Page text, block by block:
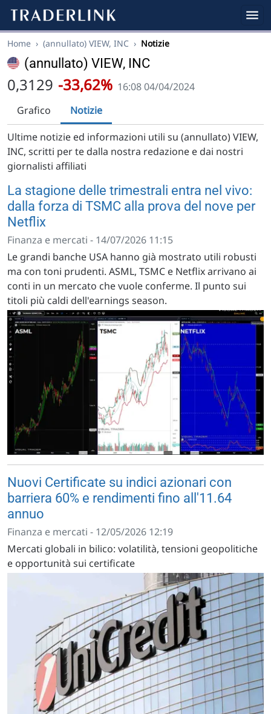
Home › (annullato) VIEW, INC › Notizie
(annullato) VIEW, INC
0,3129 -33,62% 16:08 04/04/2024
Grafico
Notizie
Ultime notizie ed informazioni utili su (annullato) VIEW,
INC, scritti per te dalla nostra redazione e dai nostri
giornalisti affiliati
La stagione delle trimestrali entra nel vivo:
dalla forza di TSMC alla prova del nove per
Netflix
Finanza e mercati - 14/07/2026 11:15
Le grandi banche USA hanno già mostrato utili robusti
ma con toni prudenti. ASML, TSMC e Netflix arrivano ai
conti in un mercato che vuole conferme. Il punto sui
titoli più caldi dell'earnings season.
Nuovi Certificate su indici azionari con
barriera 60% e rendimenti fino all'11.64
annuo
Finanza e mercati - 12/05/2026 12:19
Mercati globali in bilico: volatilità, tensioni geopolitiche
e opportunità sui certificate